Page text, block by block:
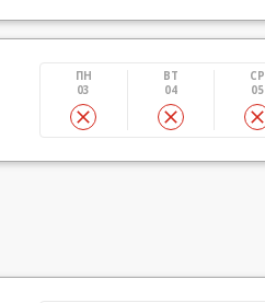
ПН
03
ВТ
04
СР
05